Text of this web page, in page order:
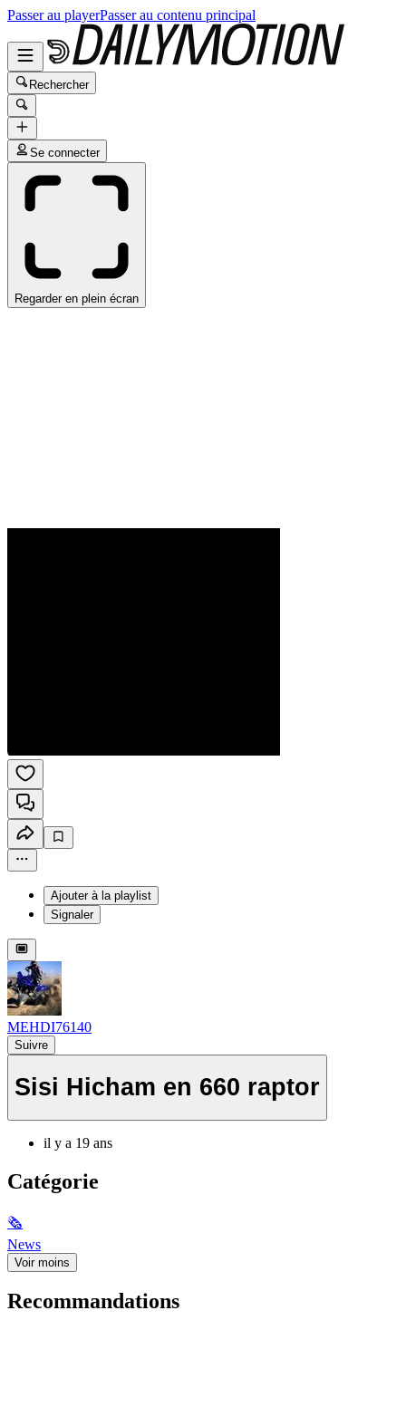
Passer au playerPasser au contenu principal
Rechercher
Se connecter
Regarder en plein écran
Ajouter à la playlist
Signaler
MEHDI76140
Suivre
Sisi Hicham en 660 raptor
il y a 19 ans
Catégorie
🗞
News
Voir moins
Recommandations